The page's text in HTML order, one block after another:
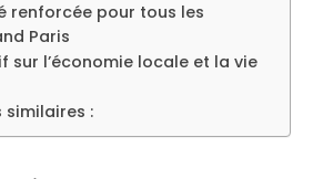
renforcée pour tous les
Paris
sur l’économie locale et la vie
similaires :